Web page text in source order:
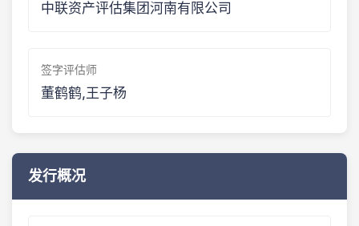
中联资产评估集团河南有限公司
签字评估师
董鹤鹤,王子杨
发行概况